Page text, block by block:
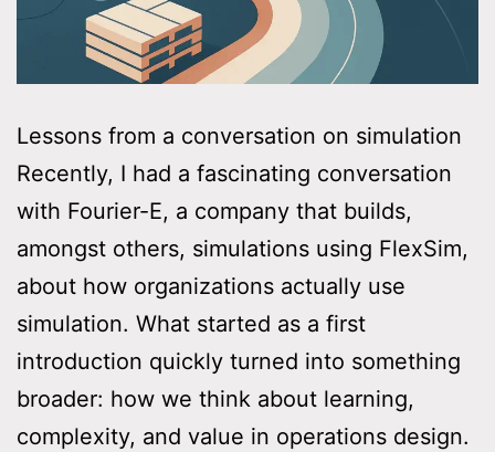
Lessons from a conversation on simulation
Recently, I had a fascinating conversation
with Fourier-E, a company that builds,
amongst others, simulations using FlexSim,
about how organizations actually use
simulation. What started as a first
introduction quickly turned into something
broader: how we think about learning,
complexity, and value in operations design.